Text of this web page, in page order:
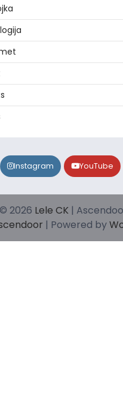
Instagram YouTube
2026 Lele CK |
| Powered by